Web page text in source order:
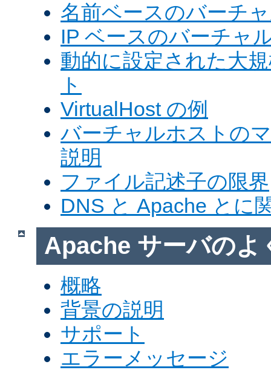
名前ベースのバーチ
IP ベースのバーチャ
動的に設定された大
ト
VirtualHost の例
バーチャルホストの
説明
ファイル記述子の限界
DNS と Apache とに
Apache サーバのよ
概略
背景の説明
サポート
エラーメッセージ